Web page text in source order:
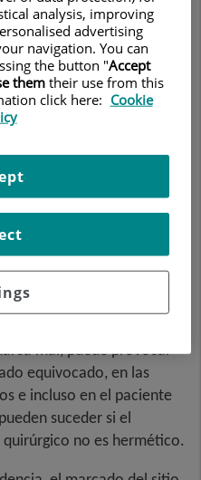
el lugar de la cirugía en
dónde se debe realizar
sencilla casi
mal, puede provocar
equivocado, en las
e incluso en el paciente
suceder si el
no es hermético.
analysis, improving
advertising
navigation. You can
the button "Accept
them their use from this
click here: Cookie